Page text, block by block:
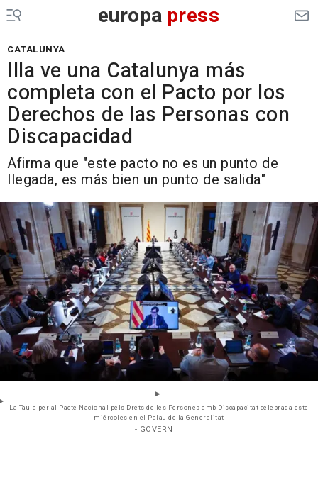
europa press
CATALUNYA
Illa ve una Catalunya más
completa con el Pacto por los
Derechos de las Personas con
Discapacidad
Afirma que "este pacto no es un punto de
llegada, es más bien un punto de salida"
La Taula per al Pacte Nacional pels Drets de les Persones amb Discapacitat celebrada este
miércoles en el Palau de la Generalitat
- GOVERN